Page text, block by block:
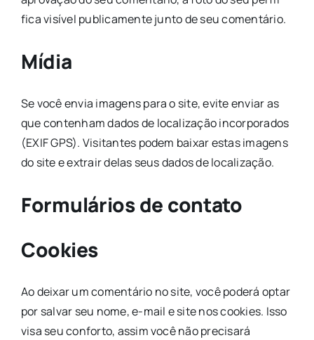
fica visível publicamente junto de seu comentário.
Mídia
Se você envia imagens para o site, evite enviar as
que contenham dados de localização incorporados
(EXIF GPS). Visitantes podem baixar estas imagens
do site e extrair delas seus dados de localização.
Formulários de contato
Cookies
Ao deixar um comentário no site, você poderá optar
por salvar seu nome, e-mail e site nos cookies. Isso
visa seu conforto, assim você não precisará